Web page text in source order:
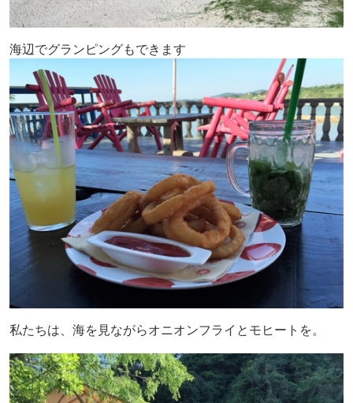
海辺でグランピングもできます
私たちは、海を見ながらオニオンフライとモヒートを。